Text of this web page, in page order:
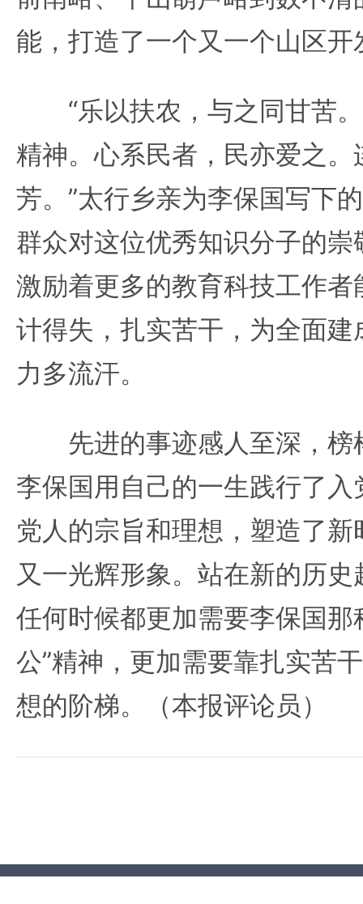
能，打造了一个又一个山区开
“乐以扶农，与之同甘苦。
精神。心系民者，民亦爱之
芳。”太行乡亲为李保国写下
群众对这位优秀知识分子的
激励着更多的教育科技工作
计得失，扎实苦干，为全面
力多流汗。
先进的事迹感人至深，榜
李保国用自己的一生践行了
党人的宗旨和理想，塑造了
又一光辉形象。站在新的历
任何时候都更加需要李保国那
公”精神，更加需要靠扎实苦
想的阶梯。（本报评论员）